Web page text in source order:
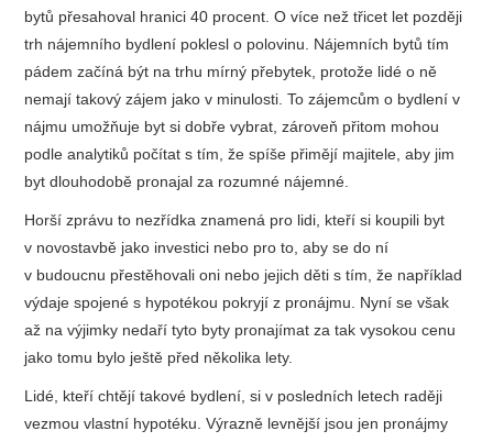
bytů přesahoval hranici 40 procent. O více než třicet let později
trh nájemního bydlení poklesl o polovinu. Nájemních bytů tím
pádem začíná být na trhu mírný přebytek, protože lidé o ně
nemají takový zájem jako v minulosti. To zájemcům o bydlení v
nájmu umožňuje byt si dobře vybrat, zároveň přitom mohou
podle analytiků počítat s tím, že spíše přimějí majitele, aby jim
byt dlouhodobě pronajal za rozumné nájemné.
Horší zprávu to nezřídka znamená pro lidi, kteří si koupili byt
v novostavbě jako investici nebo pro to, aby se do ní
v budoucnu přestěhovali oni nebo jejich děti s tím, že například
výdaje spojené s hypotékou pokryjí z pronájmu. Nyní se však
až na výjimky nedaří tyto byty pronajímat za tak vysokou cenu
jako tomu bylo ještě před několika lety.
Lidé, kteří chtějí takové bydlení, si v posledních letech raději
vezmou vlastní hypotéku. Výrazně levnější jsou jen pronájmy